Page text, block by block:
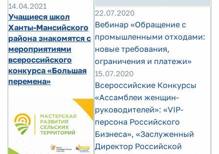
14.04.2021
Учащиеся школ
Ханты-Мансийского
района знакомятся с
мероприятиями
всероссийского
конкурса «Большая
перемена»
22.07.2020
Вебинар «Обращение с
промышленными отходами:
новые требования,
ограничения и платежи»
15.07.2020
Всероссийские Конкурсы
«Ассамблеи женщин-
руководителей»: «VIP-
персона Российского
Бизнеса», «Заслуженный
Директор Российской